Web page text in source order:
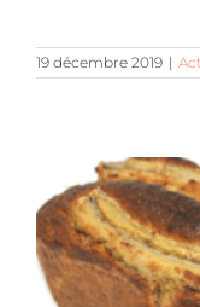
19 décembre 2019 |